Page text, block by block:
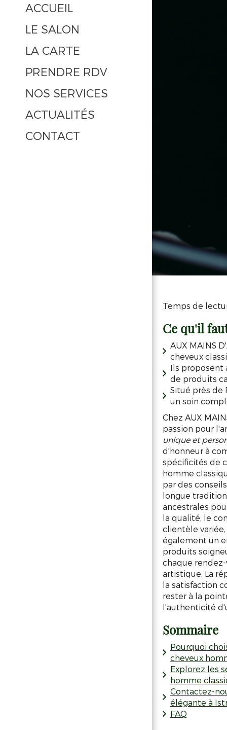
ACCUEIL
LE SALON
LA CARTE
PRENDRE RDV
NOS SERVICES
ACTUALITÉS
CONTACT
Temps de
Ce qu'il
AUX MAINS
cheveux
Ils proposent
de produits
Situé près de
un soin
Chez AUX
passion pour
unique et
d'honneur à
spécificités de
homme
par des
longue
ancestrales
la qualité, le
clientèle
également un
produits
chaque
artistique. La
la satisfaction
rester à la
l'authenticité
Sommaire
Pourquoi
cheveux
Explorez les
homme
Contactez-
élégante à
FAQ